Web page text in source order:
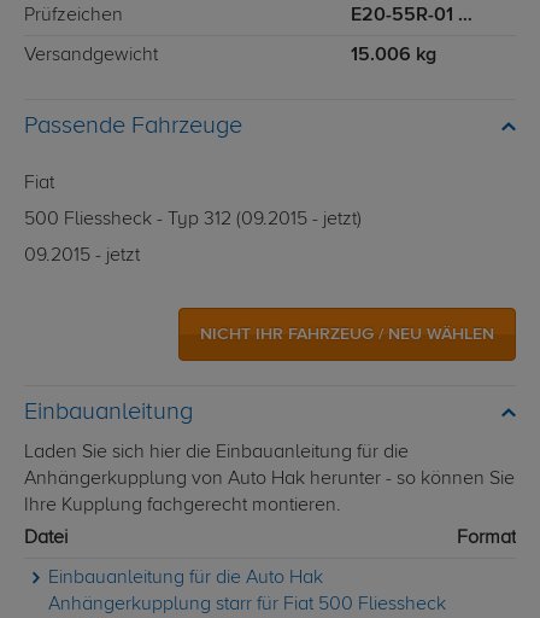
Prüfzeichen E20-55R-01 4537
Versandgewicht 15.006 kg
Passende Fahrzeuge
Fiat
500 Fliessheck - Typ 312 (09.2015 - jetzt)
09.2015 - jetzt
NICHT IHR FAHRZEUG / NEU WÄHLEN
Einbauanleitung
Laden Sie sich hier die Einbauanleitung für die
Anhängerkupplung von Auto Hak herunter - so können Sie
Ihre Kupplung fachgerecht montieren.
Datei
Format
Einbauanleitung für die Auto Hak
Anhängerkupplung starr für Fiat 500 Fliessheck